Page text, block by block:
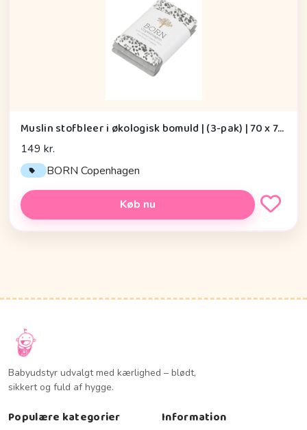
Muslin stofbleer i økologisk bomuld | (3-pak) | 70 x 70 cm | Born Copenhagen, Grey Leaf
149 kr.
BORN Copenhagen
Køb nu
Babyudstyr udvalgt med kærlighed – blødt,
sikkert og fuld af hygge.
Populære kategorier Information